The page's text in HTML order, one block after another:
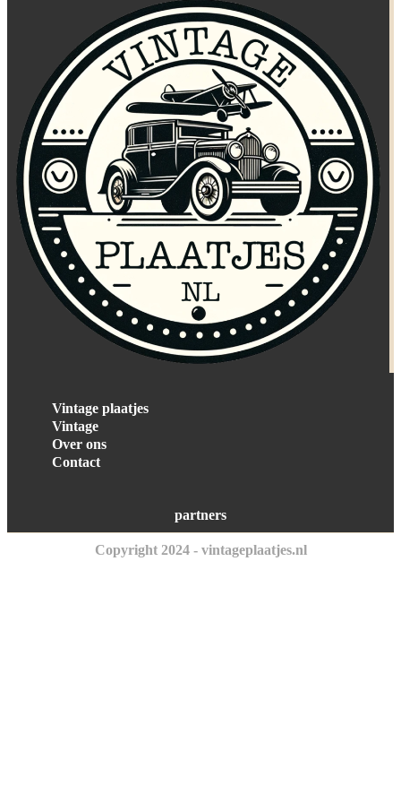
Vintage plaatjes
Vintage
Over ons
Contact
partners
Copyright 2024 - vintageplaatjes.nl